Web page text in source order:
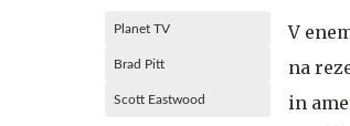
Planet TV
Brad Pitt
Scott Eastwood
V
na
in